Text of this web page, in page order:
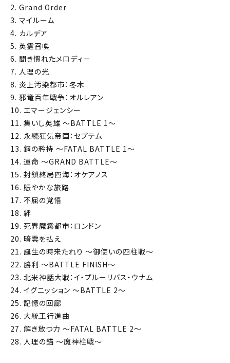
2. Grand Order
3. マイルーム
4. カルデア
5. 英霊召喚
6. 聞き慣れたメロディー
7. 人理の光
8. 炎上汚染都市：冬木
9. 邪竜百年戦争：オルレアン
10. エマージェンシー
11. 集いし英雄 ～BATTLE 1～
12. 永続狂気帝国：セプテム
13. 鋼の矜持 ～FATAL BATTLE 1～
14. 運命 ～GRAND BATTLE～
15. 封鎖終局四海：オケアノス
16. 賑やかな旅路
17. 不屈の覚悟
18. 絆
19. 死界魔霧都市：ロンドン
20. 暗雲を払え
21. 誕生の時来たれり ～御使いの四柱戦～
22. 勝利 ～BATTLE FINISH～
23. 北米神話大戦：イ・プルーリバス・ウナム
24. イグニッション ～BATTLE 2～
25. 記憶の回廊
26. 大統王行進曲
27. 解き放つ力 ～FATAL BATTLE 2～
28. 人理の錨 ～魔神柱戦～